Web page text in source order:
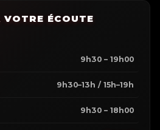
ÉCOUTE
9h30 – 19h00
9h30–13h / 15h–19h
9h30 – 18h00